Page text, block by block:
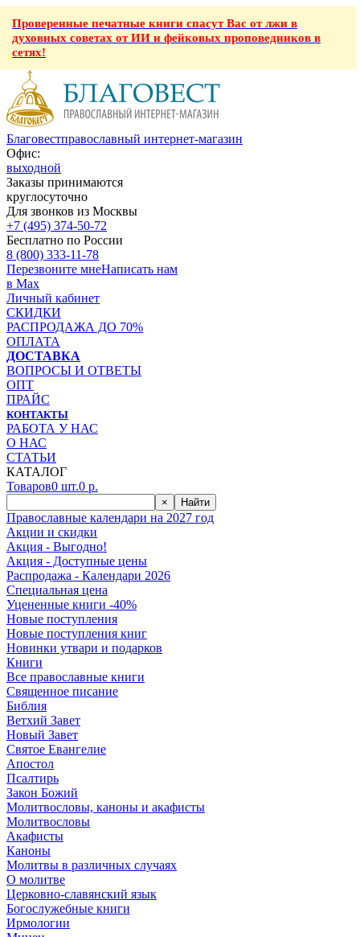
Проверенные печатные книги спасут Вас от лжи в
духовных советах от ИИ и фейковых проповедников в
сетях!
Благовестправославный интернет-магазин
Офис:
выходной
Заказы принимаются
круглосуточно
Для звонков из Москвы
+7 (495) 374-50-72
Бесплатно по России
8 (800) 333-11-78
Перезвоните мнеНаписать нам
в Max
Личный кабинет
СКИДКИ
РАСПРОДАЖА ДО 70%
ОПЛАТА
ДОСТАВКА
ВОПРОСЫ И ОТВЕТЫ
ОПТ
ПРАЙС
КОНТАКТЫ
РАБОТА У НАС
О НАС
СТАТЬИ
КАТАЛОГ
Товаров0 шт.0 р.
× Найти
Православные календари на 2027 год
Акции и скидки
Акция - Выгодно!
Акция - Доступные цены
Распродажа - Календари 2026
Специальная цена
Уцененные книги -40%
Новые поступления
Новые поступления книг
Новинки утвари и подарков
Книги
Все православные книги
Священное писание
Библия
Ветхий Завет
Новый Завет
Святое Евангелие
Апостол
Псалтирь
Закон Божий
Молитвословы, каноны и акафисты
Молитвословы
Акафисты
Каноны
Молитвы в различных случаях
О молитве
Церковно-славянский язык
Богослужебные книги
Ирмологии